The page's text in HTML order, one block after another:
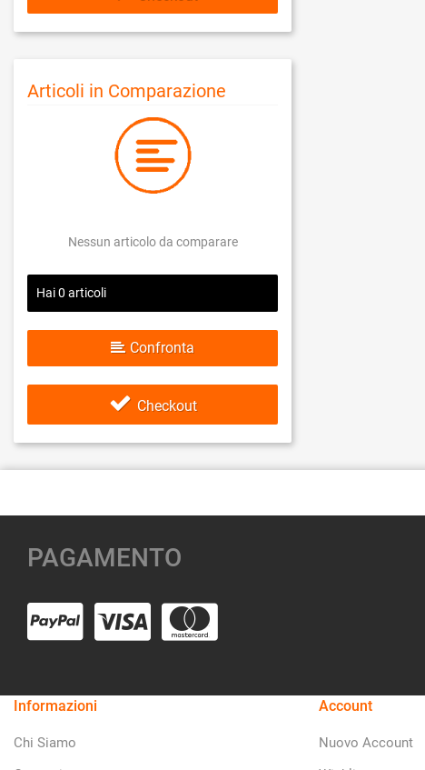
Articoli in Comparazione
Nessun articolo da comparare
Hai0 articoli
Confronta
Checkout
PAGAMENTO
Informazioni
Chi Siamo
Account
Nuovo Account